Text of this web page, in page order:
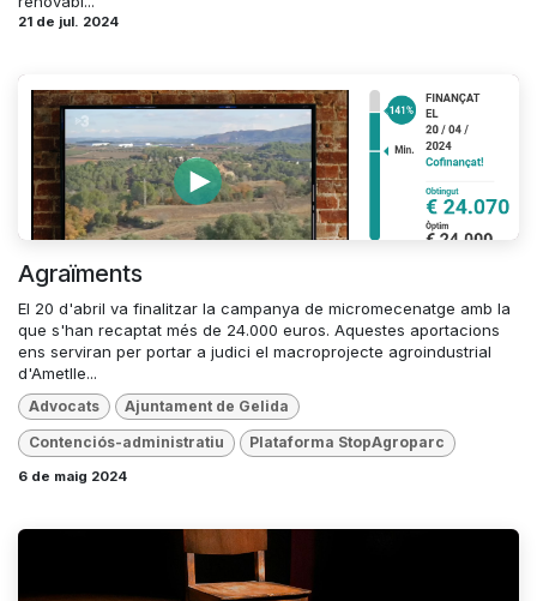
21 de jul. 2024
Agraïments
El 20 d'abril va finalitzar la campanya de micromecenatge amb la
que s'han recaptat més de 24.000 euros. Aquestes aportacions
ens serviran per portar a judici el macroprojecte agroindustrial
d'Ametlle...
Advocats Ajuntament de Gelida
Contenciós-administratiu Plataforma StopAgroparc
6 de maig 2024